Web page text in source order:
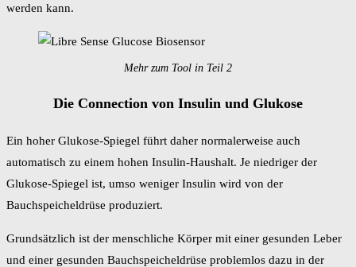
werden kann.
Mehr zum Tool in Teil 2
Die Connection von Insulin und Glukose
Ein hoher Glukose-Spiegel führt daher normalerweise auch
automatisch zu einem hohen Insulin-Haushalt. Je niedriger der
Glukose-Spiegel ist, umso weniger Insulin wird von der
Bauchspeicheldrüse produziert.
Grundsätzlich ist der menschliche Körper mit einer gesunden Leber
und einer gesunden Bauchspeicheldrüse problemlos dazu in der